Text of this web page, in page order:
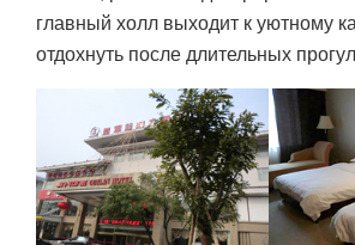
главный холл выходит к уютному
отдохнуть после длительных